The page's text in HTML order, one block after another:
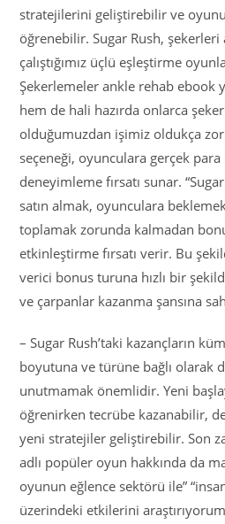
stratejilerini geliştirebilir ve
öğrenebilir. Sugar Rush, şekerleri
çalıştığımız üçlü eşleştirme
Şekerlemeler ankle rehab ebook
hem de hali hazırda onlarca
olduğumuzdan işimiz oldukça
seçeneği, oyunculara gerçek
deneyimleme fırsatı sunar.
satın almak, oyunculara
toplamak zorunda kalmadan
etkinleştirme fırsatı verir. Bu
verici bonus turuna hızlı bir
ve çarpanlar kazanma şansına
– Sugar Rush’taki kazançların
boyutuna ve türüne bağlı olarak
unutmamak önemlidir. Yeni
öğrenirken tecrübe kazanabilir,
yeni stratejiler geliştirebilir. Son
adlı popüler oyun hakkında da
oyunun eğlence sektörü ile”
üzerindeki etkilerini